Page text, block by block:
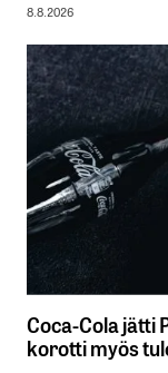
8.8.2026
Coca-Cola jätti
korotti myös